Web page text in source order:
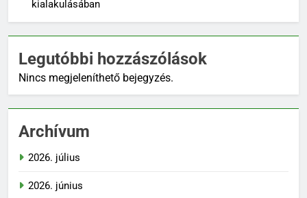
kialakulásában
Legutóbbi hozzászólások
Nincs megjeleníthető bejegyzés.
Archívum
2026. július
2026. június